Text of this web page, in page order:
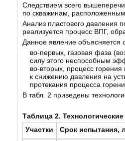
Следствием всего
по скважинам,
Анализ пластового давления
реализуется процесс ВПГ,
Данное явление
во-первых, газовая фаза
силу этого неспособным
во-вторых, процесс
к снижению давления на
протекания процесса
В табл. 2 приведены
Таблица 2.
Участки
Срок испытания,